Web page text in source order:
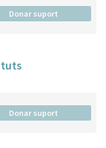
Donar suport
Donar suport